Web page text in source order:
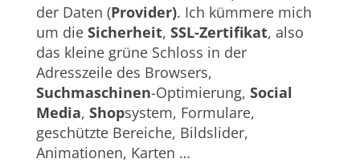
der Daten (Provider). Ich kümmere mich
um die Sicherheit, SSL-Zertifikat, also
das kleine grüne Schloss in der
Adresszeile des Browsers,
Suchmaschinen-Optimierung, Social
Media, Shopsystem, Formulare,
geschützte Bereiche, Bildslider,
Animationen, Karten …